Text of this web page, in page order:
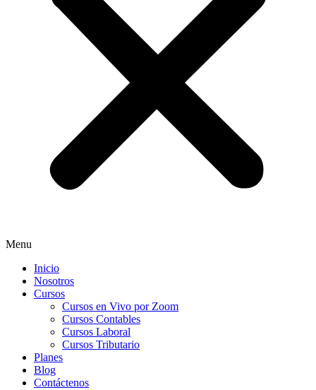
Menu
Inicio
Nosotros
Cursos
Cursos en Vivo por Zoom
Cursos Contables
Cursos Laboral
Cursos Tributario
Planes
Blog
Contáctenos